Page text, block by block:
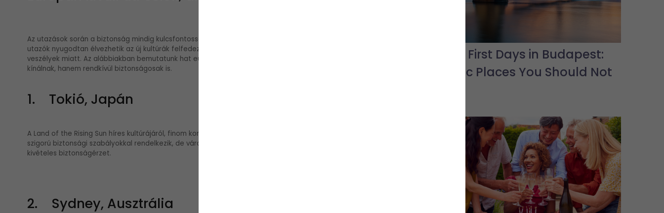
Az utazások során a biztonság mindig kulcsfontosságú szempont, és számos olyan hely létezik világszerte, ahol az
utazók nyugodtan élvezhetik az új kultúrák felfedezését és a lenyűgöző tájakat anélkül, hogy aggódniuk kellene a
veszélyek miatt. Az alábbiakban bemutatunk hat európán kívüli úti célt, amelyek nemcsak lenyűgöző élményeket
kínálnak, hanem rendkívül biztonságosak is.
1. Tokió, Japán
A Land of the Rising Sun híres kultúrájáról, finom konyhájáról és lenyűgöző tájaival tarkított városairól. Japán nemcsak
szigorú biztonsági szabályokkal rendelkezik, de városainak, például Tokiónak az utcáin való séta során is érezhető a
kivételes biztonságérzet.
2. Sydney, Ausztrália
Your First Days in Budapest:
Iconic Places You Should Not